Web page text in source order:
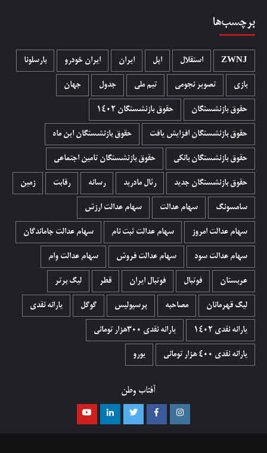
برچسب‌ها
ZWNJ استقلال اپل ایران ایران خودرو بارسلونا
بازی تصویر نجومی تیم ملی جدول جهان
حقوق بازنشستگان حقوق بازنشستگان 1402
حقوق بازنشستگان افزایش یافت حقوق بازنشستگان این ماه
حقوق بازنشستگان بانکی حقوق بازنشستگان تامین اجتماعی
حقوق بازنشستگان جدید رئال مادرید رسانه رقابت زمین
سامسونگ سهام عدالت سهام عدالت ارزش
سهام عدالت امروز سهام عدالت ثبت نام سهام عدالت جاماندگان
سهام عدالت سود سهام عدالت فروش سهام عدالت وام
عربستان فوتبال فوتبال ایران قطر لیگ برتر
لیگ قهرمانان مصاحبه پرسپولیس گوگل یارانه نقدی
یارانه نقدی 1402 یارانه نقدی ۳۰۰هزار تومانی
یارانه نقدی ۴۰۰ هزار تومانی یورو
آفتاب وطن
اینستاگرام فیسبوک توییتر لینکدین یوتیوب